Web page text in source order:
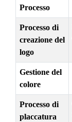
Processo
Processo di
creazione del
logo
Gestione del
colore
Processo di
placcatura